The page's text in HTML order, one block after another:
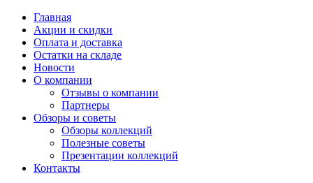
Главная
Акции и скидки
Оплата и доставка
Остатки на складе
Новости
О компании
Отзывы о компании
Партнеры
Обзоры и советы
Обзоры коллекций
Полезные советы
Презентации коллекций
Контакты